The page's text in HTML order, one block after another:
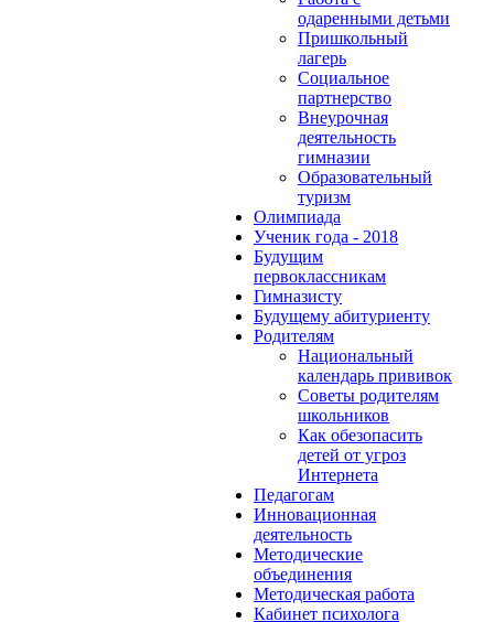
одаренными детьми
Пришкольный
лагерь
Социальное
партнерство
Внеурочная
деятельность
гимназии
Образовательный
туризм
Олимпиада
Ученик года - 2018
Будущим
первоклассникам
Гимназисту
Будущему абитуриенту
Родителям
Национальный
календарь прививок
Советы родителям
школьников
Как обезопасить
детей от угроз
Интернета
Педагогам
Инновационная
деятельность
Методические
объединения
Методическая работа
Кабинет психолога